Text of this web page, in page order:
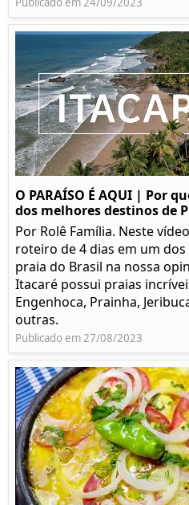
O PARAÍSO É AQUI | Por
dos melhores destinos de
Por Rolê Família. Neste
roteiro de 4 dias em um
praia do Brasil na nossa
Itacaré possui praias
Engenhoca, Prainha,
outras.
Publicado em 27/08/2023